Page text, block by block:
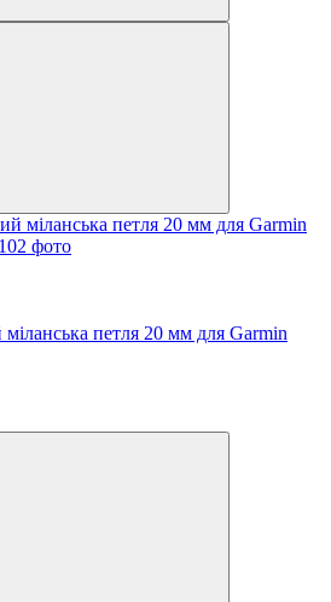
міланська петля 20 мм для Garmin